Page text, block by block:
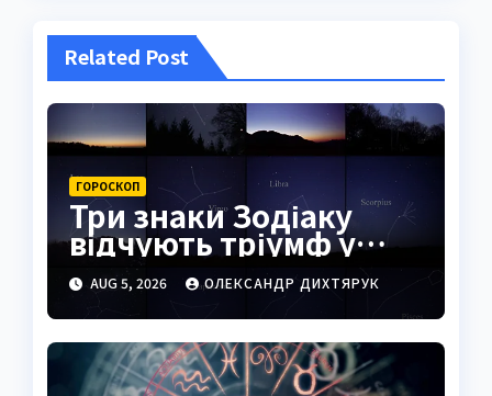
Related Post
ГОРОСКОП
Три знаки Зодіаку
відчують тріумф у
справах уже
найближчими днями
AUG 5, 2026 ОЛЕКСАНДР ДИХТЯРУК